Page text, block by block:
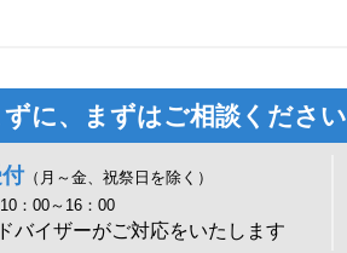
に、まずはご相談ください
（月～金、祝祭日を除く）
：00～16：00
バイザーがご対応をいたします